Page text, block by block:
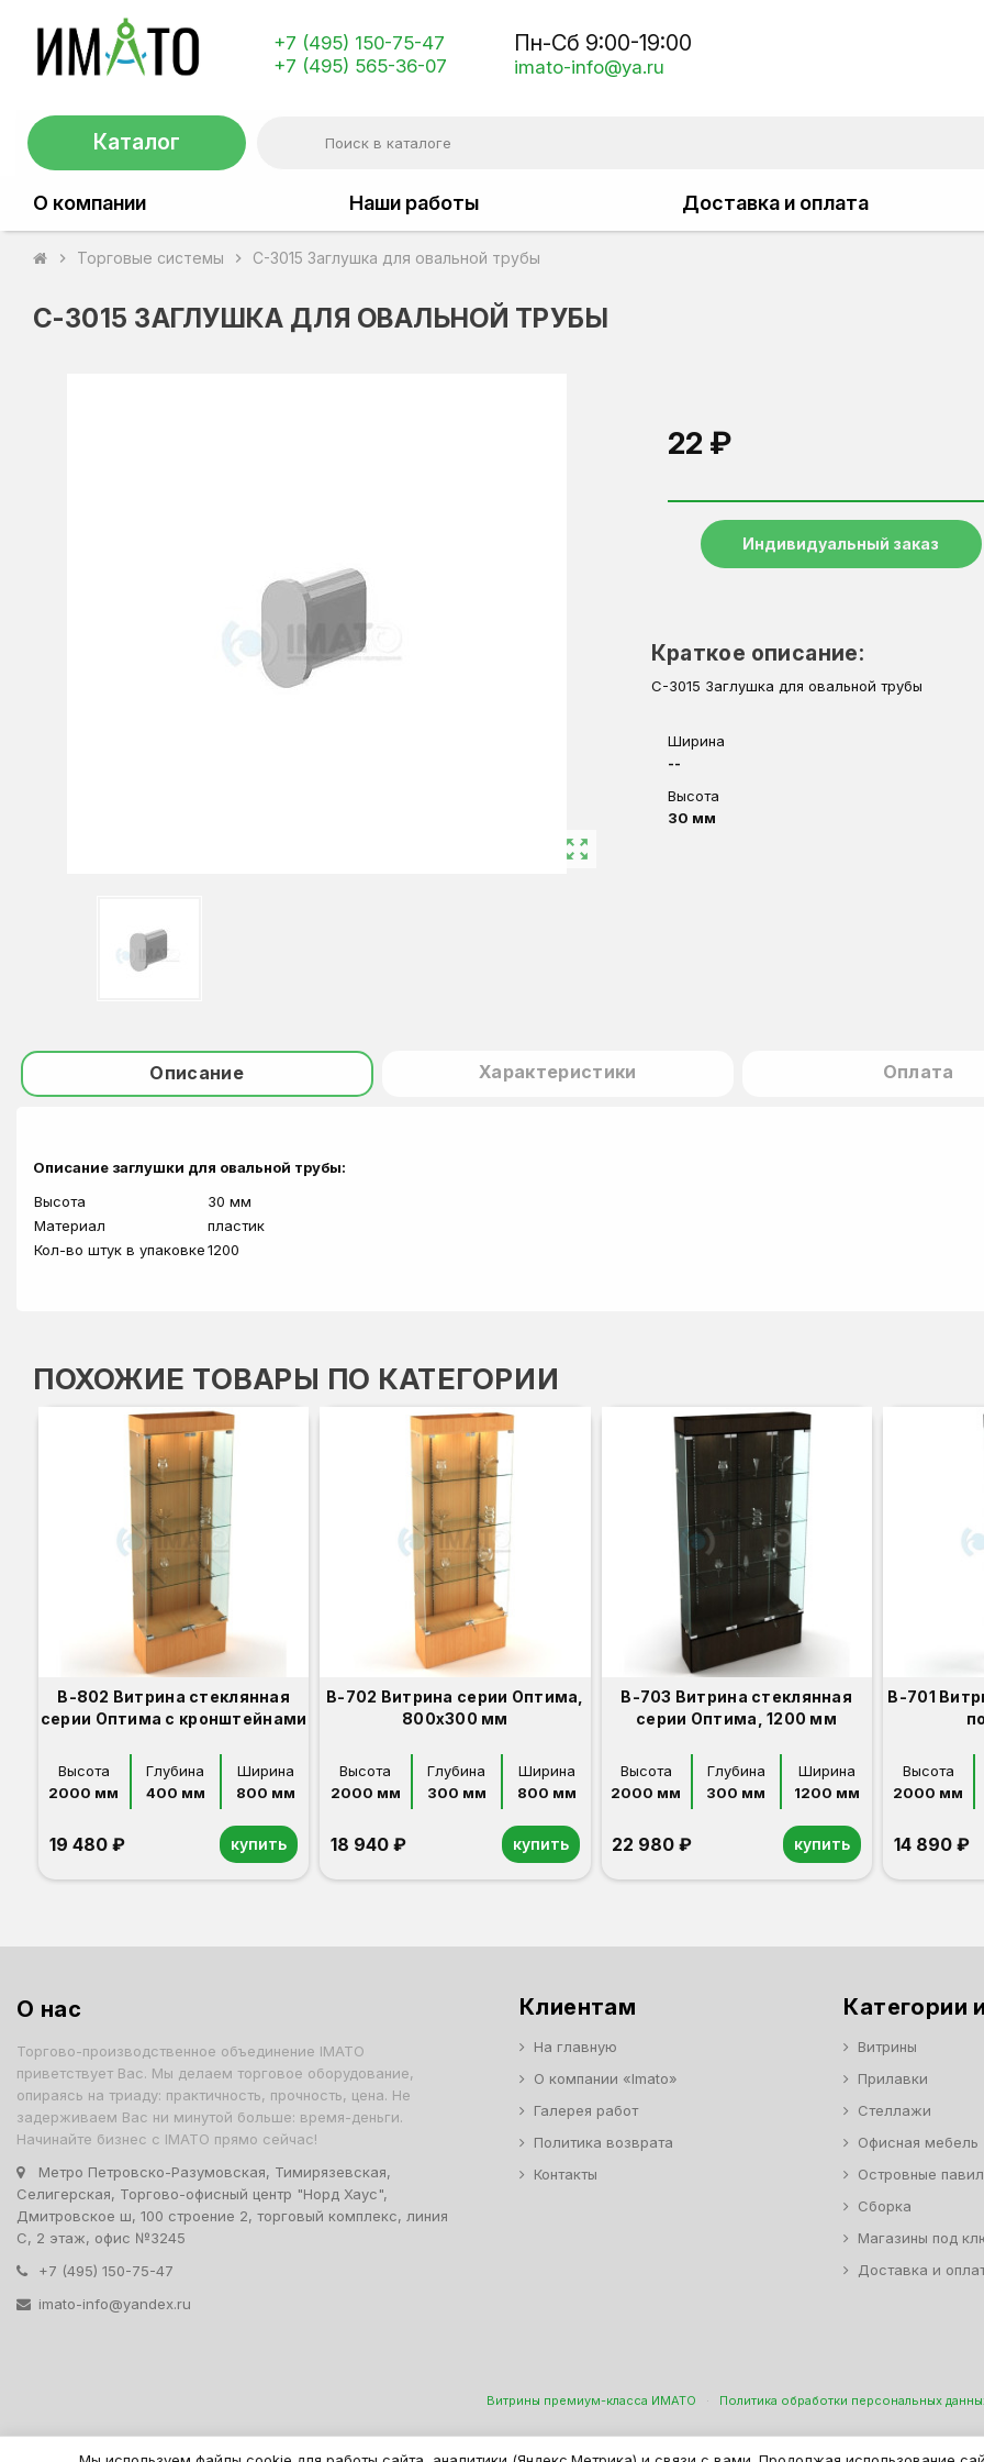
+7 (495) 150-75-47
+7 (495) 565-36-07
Пн-Сб 9:00-19:00
imato-info@ya.ru
Каталог
О компании Наши работы Доставка и оплата
chevron_right Торговые системы chevron_right C-3015 Заглушка для овальной трубы
C-3015 ЗАГЛУШКА ДЛЯ ОВАЛЬНОЙ ТРУБЫ
zoom_out_map
22 ₽
Индивидуальный заказ
Краткое описание:
C-3015 Заглушка для овальной трубы
Ширина
--
Высота
30 мм
Описание Характеристики Оплата
Описание заглушки для овальной трубы:
Высота
30 мм
Материал
пластик
Кол-во штук в упаковке1200
ПОХОЖИЕ ТОВАРЫ ПО КАТЕГОРИИ
В-802 Витрина стеклянная
серии Оптима с кронштейнами
Высота
2000 мм
Глубина
400 мм
Ширина
800 мм
19 480 ₽ купить
В-702 Витрина серии Оптима,
800x300 мм
Высота
2000 мм
Глубина
300 мм
Ширина
800 мм
18 940 ₽ купить
В-703 Витрина стеклянная
серии Оптима, 1200 мм
Высота
2000 мм
Глубина
300 мм
Ширина
1200 мм
22 980 ₽ купить
В-701
Высота
2000 мм
14 890 ₽
О нас
Торгово-производственное объединение IMATO
приветствует Вас. Мы делаем торговое оборудование,
опираясь на триаду: практичность, прочность, цена. Не
задерживаем Вас ни минутой больше: время-деньги.
Начинайте бизнес с IMATO прямо сейчас!
Метро Петровско-Разумовская, Тимирязевская,
Селигерская, Торгово-офисный центр "Норд Хаус",
Дмитровское ш, 100 строение 2, торговый комплекс, линия
С, 2 этаж, офис №3245
+7 (495) 150-75-47
imato-info@yandex.ru
Клиентам
На главную
О компании «Imato»
Галерея работ
Политика возврата
Контакты
Категории
Витрины
Прилавки
Стеллажи
Офисная мебель
Островные
Сборка
Магазины под
Доставка и
Витрины премиум-класса ИМАТО · Политика обработки персональных